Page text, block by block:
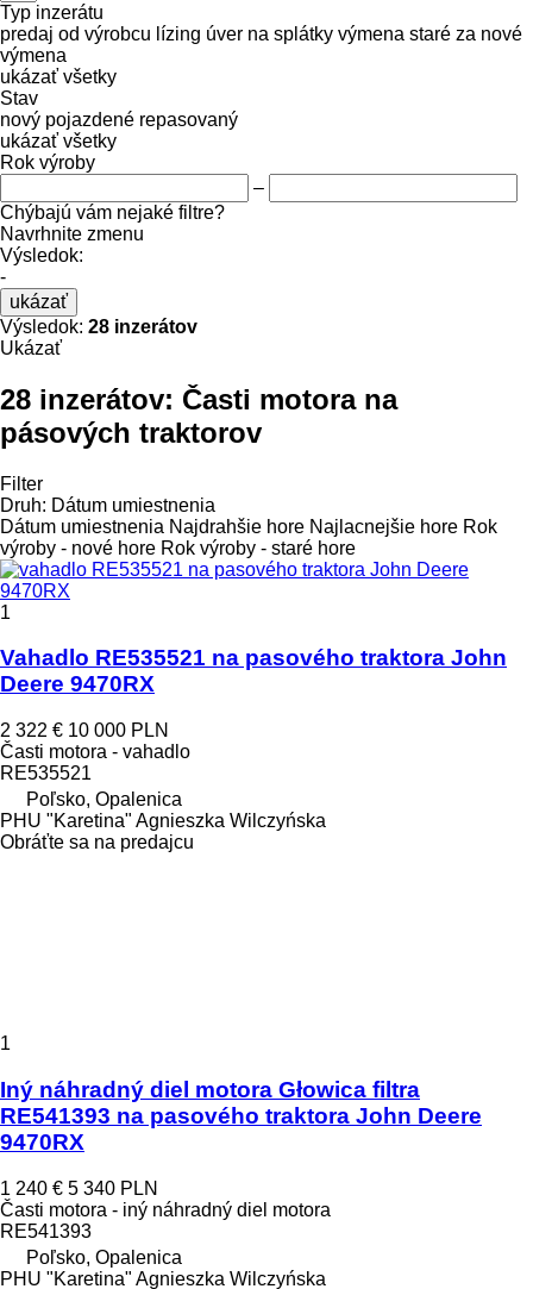
Typ inzerátu
predaj od výrobcu lízing úver na splátky výmena staré za nové
výmena
ukázať všetky
Stav
nový pojazdené repasovaný
ukázať všetky
Rok výroby
–
Chýbajú vám nejaké filtre?
Navrhnite zmenu
Výsledok:
-
ukázať
Výsledok: 28 inzerátov
Ukázať
28 inzerátov: Časti motora na
pásových traktorov
Filter
Druh: Dátum umiestnenia
Dátum umiestnenia Najdrahšie hore Najlacnejšie hore Rok
výroby - nové hore Rok výroby - staré hore
1
Vahadlo RE535521 na pasového traktora John
Deere 9470RX
2 322 € 10 000 PLN
Časti motora - vahadlo
RE535521
Poľsko, Opalenica
PHU "Karetina" Agnieszka Wilczyńska
Obráťte sa na predajcu
1
Iný náhradný diel motora Głowica filtra
RE541393 na pasového traktora John Deere
9470RX
1 240 € 5 340 PLN
Časti motora - iný náhradný diel motora
RE541393
Poľsko, Opalenica
PHU "Karetina" Agnieszka Wilczyńska